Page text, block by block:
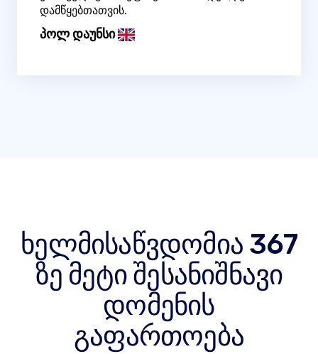
დამწყებთათვის.
პოლ დაუნსი
ხელმისაწვდომია 367
ზე მეტი შესანიშნავი
დომენის
გაფართოება